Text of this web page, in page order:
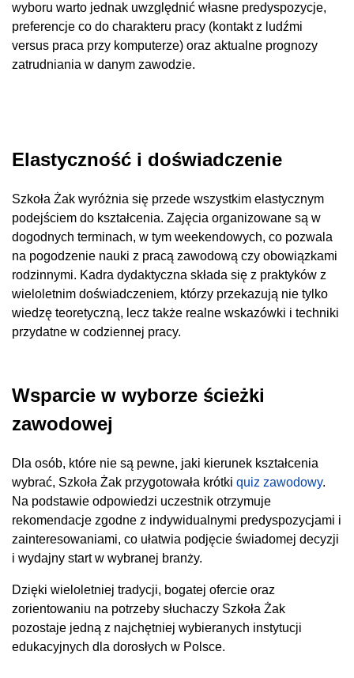
wyboru warto jednak uwzględnić własne predyspozycje,
preferencje co do charakteru pracy (kontakt z ludźmi
versus praca przy komputerze) oraz aktualne prognozy
zatrudniania w danym zawodzie.
Elastyczność i doświadczenie
Szkoła Żak wyróżnia się przede wszystkim elastycznym
podejściem do kształcenia. Zajęcia organizowane są w
dogodnych terminach, w tym weekendowych, co pozwala
na pogodzenie nauki z pracą zawodową czy obowiązkami
rodzinnymi. Kadra dydaktyczna składa się z praktyków z
wieloletnim doświadczeniem, którzy przekazują nie tylko
wiedzę teoretyczną, lecz także realne wskazówki i techniki
przydatne w codziennej pracy.
Wsparcie w wyborze ścieżki
zawodowej
Dla osób, które nie są pewne, jaki kierunek kształcenia
wybrać, Szkoła Żak przygotowała krótki quiz zawodowy.
Na podstawie odpowiedzi uczestnik otrzymuje
rekomendacje zgodne z indywidualnymi predyspozycjami i
zainteresowaniami, co ułatwia podjęcie świadomej decyzji
i wydajny start w wybranej branży.
Dzięki wieloletniej tradycji, bogatej ofercie oraz
zorientowaniu na potrzeby słuchaczy Szkoła Żak
pozostaje jedną z najchętniej wybieranych instytucji
edukacyjnych dla dorosłych w Polsce.